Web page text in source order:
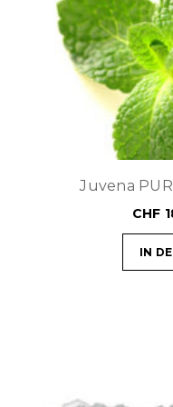
Juvena
CHF
IN